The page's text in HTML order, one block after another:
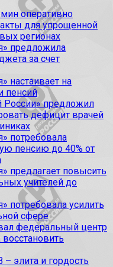
оперативно
для упрощенной
регионах
предложила
за счет
настаивает на
пенсий
предложил
дефицит врачей
потребовала
пенсию до 40% от
предлагает повысить
учителей до
потребовала усилить
сфере
федеральный центр
элита и гордость